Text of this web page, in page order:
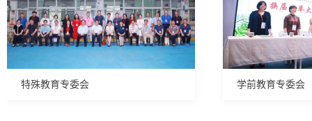
特殊教育专委会 学前教育专委会